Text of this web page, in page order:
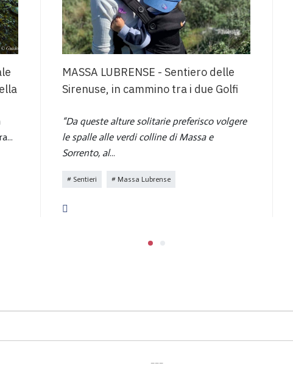
MASSA LUBRENSE - Sentiero delle
Sirenuse, in cammino tra i due Golfi
“Da queste alture solitarie preferisco volgere
le spalle alle verdi colline di Massa e
Sorrento, al...
Sentieri Massa Lubrense